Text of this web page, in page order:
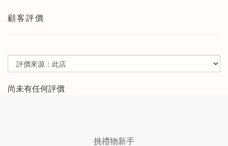
顧客評價
尚未有任何評價
挑禮物新手